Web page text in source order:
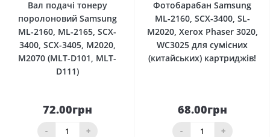
Вал подачі тонеру
поролоновий Samsung
ML-2160, ML-2165, SCX-
3400, SCX-3405, M2020,
M2070 (MLT-D101, MLT-
D111)
72.00грн
- +
Фотобарабан Samsung
ML-2160, SCX-3400, SL-
M2020, Xerox Phaser 3020,
WC3025 для сумісних
(китайських) картриджів!
68.00грн
- +